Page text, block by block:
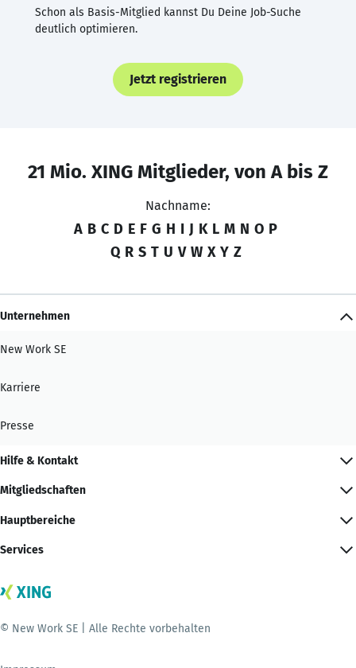
Schon als Basis-Mitglied kannst Du Deine Job-Suche
deutlich optimieren.
Jetzt registrieren
21 Mio. XING Mitglieder, von A bis Z
Nachname:
A B C D E F G H I J K L M N O P
Q R S T U V W X Y Z
Unternehmen
New Work SE
Karriere
Presse
Hilfe & Kontakt
Mitgliedschaften
Hauptbereiche
Services
© New Work SE | Alle Rechte vorbehalten